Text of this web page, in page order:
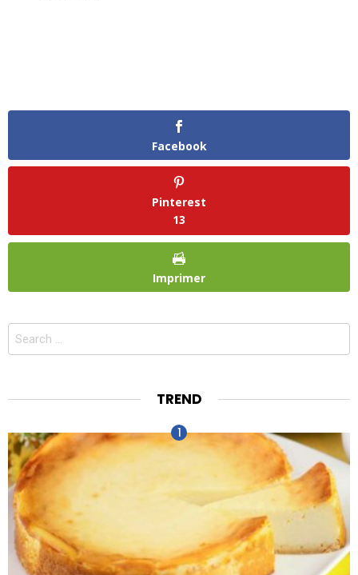
Facebook
Pinterest
13
Imprimer
Search
TREND